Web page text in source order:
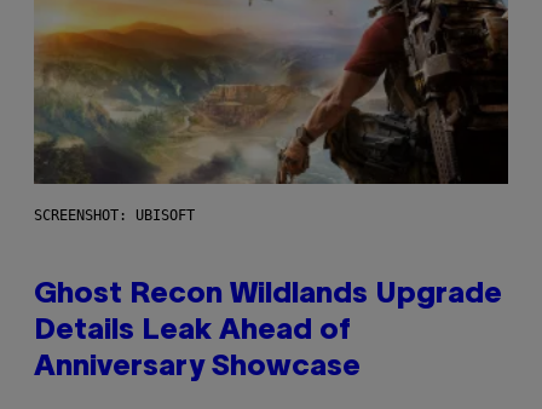
SCREENSHOT: UBISOFT
Ghost Recon Wildlands Upgrade
Details Leak Ahead of
Anniversary Showcase